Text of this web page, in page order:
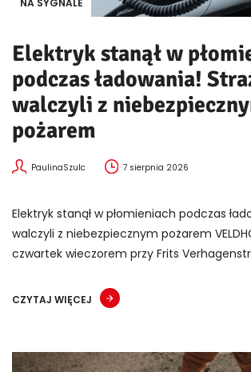
Elektryk stanął w
podczas ładowania!
walczyli z
pożarem
PaulinaSzulc 7 sierpnia 2026
Elektryk stanął w płomieniach podczas
walczyli z niebezpiecznym pożarem
czwartek wieczorem przy Frits
CZYTAJ WIĘCEJ